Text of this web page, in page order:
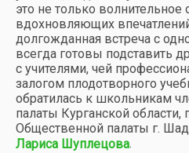
это не только волнительное
вдохновляющих
долгожданная встреча с
всегда готовы подставить
с учителями, чей
залогом плодотворного
обратилась к школьникам
палаты Курганской области,
Общественной палаты г.
Лариса Шуплецова.